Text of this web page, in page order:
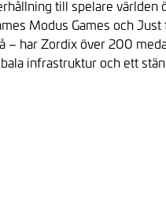
till spelare världen
Modus Games och
har Zordix över 200
infrastruktur och ett